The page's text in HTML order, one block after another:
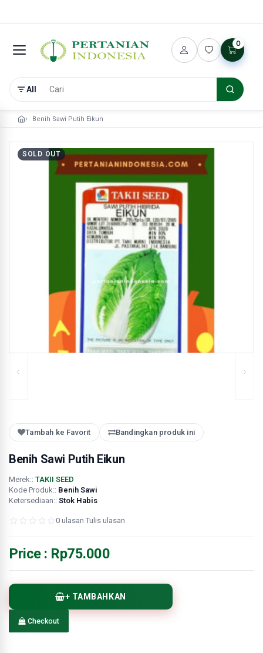
All
0
Benih Sawi Putih Eikun
SOLD OUT
Tambah ke Favorit Bandingkan produk ini
Benih Sawi Putih Eikun
Merek:: TAKII SEED
Kode Produk:: Benih Sawi
Ketersediaan:: Stok Habis
0 ulasan Tulis ulasan
Price : Rp75.000
+ TAMBAHKAN
Checkout